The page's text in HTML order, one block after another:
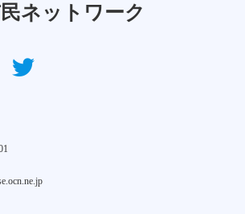
ネットワーク